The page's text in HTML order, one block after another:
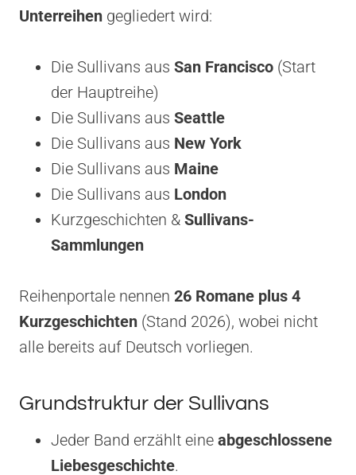
Unterreihen gegliedert wird:
Die Sullivans aus San Francisco (Start
der Hauptreihe)
Die Sullivans aus Seattle
Die Sullivans aus New York
Die Sullivans aus Maine
Die Sullivans aus London
Kurzgeschichten & Sullivans-
Sammlungen
Reihenportale nennen 26 Romane plus 4
Kurzgeschichten (Stand 2026), wobei nicht
alle bereits auf Deutsch vorliegen.
Grundstruktur der Sullivans
Jeder Band erzählt eine abgeschlossene
Liebesgeschichte.